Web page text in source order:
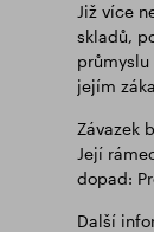
Již více
skladů,
jejím
Závazek
Její
dopad:
Další